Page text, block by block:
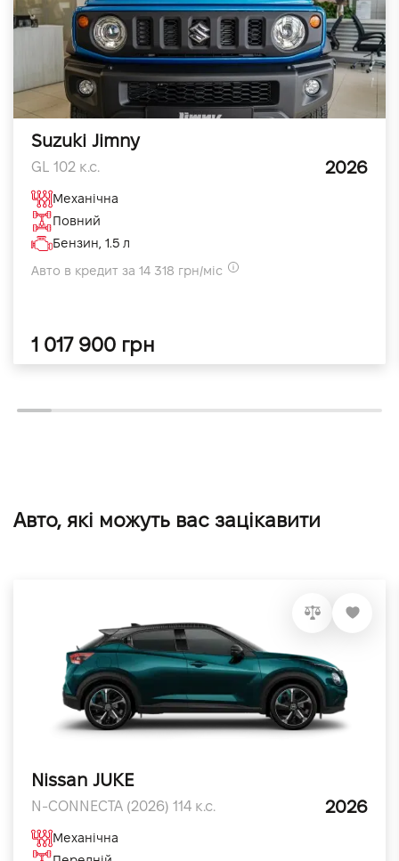
Suzuki Jimny
GL 102 к.с. 2026
Механічна
Повний
Бензин, 1.5 л
Авто в кредит за 14 318 грн/міс
1 017 900 грн
Авто, які можуть вас зацікавити
Nissan JUKE
N-CONNECTA (2026) 114 к.с. 2026
Механічна